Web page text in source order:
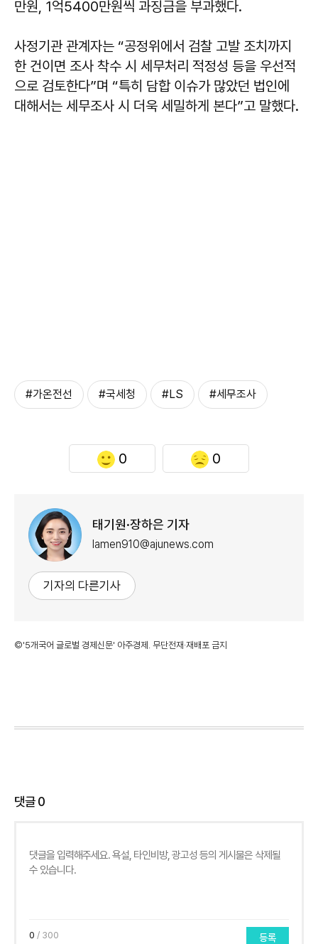
만원, 1억5400만원씩 과징금을 부과했다.
사정기관 관계자는 “공정위에서 검찰 고발 조치까지
한 건이면 조사 착수 시 세무처리 적정성 등을 우선적
으로 검토한다”며 “특히 담합 이슈가 많았던 법인에
대해서는 세무조사 시 더욱 세밀하게 본다”고 말했다.
#가온전선 #국세청 #LS #세무조사
0 0
태기원·장하은 기자
lamen910@ajunews.com
기자의 다른기사
©'5개국어 글로벌 경제신문' 아주경제. 무단전재·재배포 금지
댓글0
0 / 300 등록